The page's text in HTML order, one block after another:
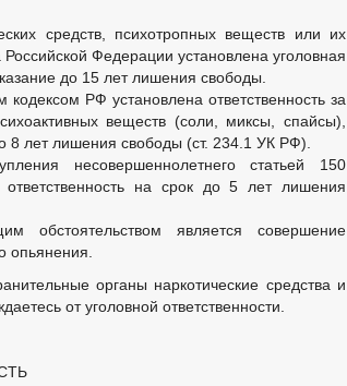
средств, психотропных веществ или их
Российской Федерации установлена уголовная
до 15 лет лишения свободы.
РФ установлена ответственность за
веществ (соли, миксы, спайсы),
8 лет лишения свободы (ст. 234.1 УК РФ).
несовершеннолетнего статьей 150
на срок до 5 лет лишения
обстоятельством является совершение
опьянения.
органы наркотические средства и
от уголовной ответственности.